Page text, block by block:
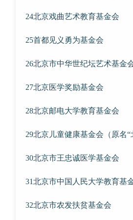
24北京戏曲艺术教育基金会
25首都见义勇为基金会
26北京市中华世纪坛艺术基金
27北京医学奖励基金会
28北京邮电大学教育基金会
29北京儿童健康基金会（原名
30北京市王忠诚医学基金会
31北京市中国人民大学教育基
32北京市农发扶贫基金会